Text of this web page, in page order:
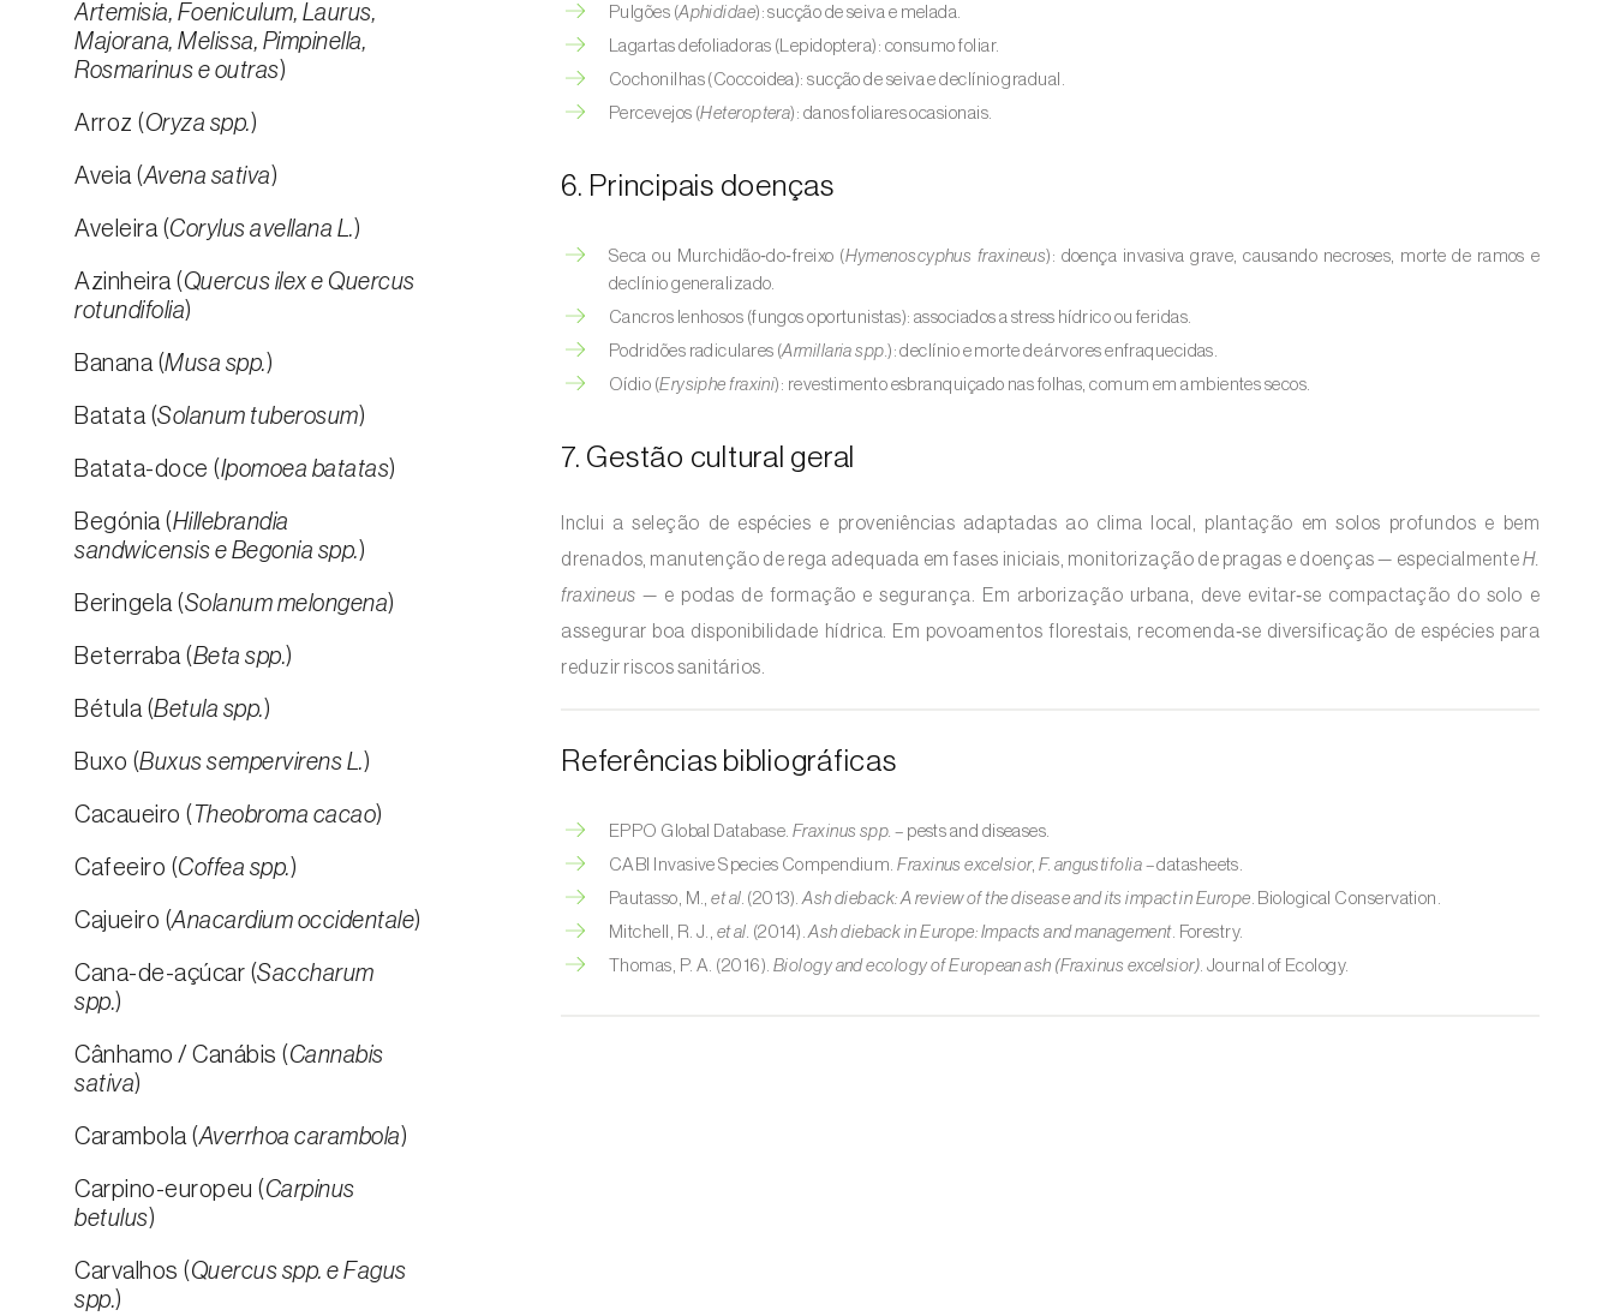
Artemisia, Foeniculum, Laurus,
Majorana, Melissa, Pimpinella,
Rosmarinus e outras)
Arroz (Oryza spp.)
Aveia (Avena sativa)
Aveleira (Corylus avellana L.)
Azinheira (Quercus ilex e Quercus
rotundifolia)
Banana (Musa spp.)
Batata (Solanum tuberosum)
Batata-doce (Ipomoea batatas)
Begónia (Hillebrandia
sandwicensis e Begonia spp.)
Beringela (Solanum melongena)
Beterraba (Beta spp.)
Bétula (Betula spp.)
Buxo (Buxus sempervirens L.)
Cacaueiro ( Theobroma cacao)
Cafeeiro (Coffea spp.)
Cajueiro (Anacardium occidentale)
Cana-de-açúcar (Saccharum
spp.)
Cânhamo / Canábis (Cannabis
sativa)
Carambola (Averrhoa carambola)
Carpino-europeu (Carpinus
betulus)
Carvalhos (Quercus spp. e Fagus
spp.)
Pulgões (Aphididae): sucção de seiva e melada.
Lagartas defoliadoras (Lepidoptera): consumo foliar.
Cochonilhas (Coccoidea): sucção de seiva e declínio gradual.
Percevejos (Heteroptera): danos foliares ocasionais.
6. Principais doenças
Seca ou Murchidão‑do‑freixo (Hymenoscyphus fraxineus): doença invasiva grave, causando necroses, morte de ramos e
declínio generalizado.
Cancros lenhosos (fungos oportunistas): associados a stress hídrico ou feridas.
Podridões radiculares (Armillaria spp.): declínio e morte de árvores enfraquecidas.
Oídio (Erysiphe fraxini): revestimento esbranquiçado nas folhas, comum em ambientes secos.
7. Gestão cultural geral
Inclui a seleção de espécies e proveniências adaptadas ao clima local, plantação em solos profundos e bem
drenados, manutenção de rega adequada em fases iniciais, monitorização de pragas e doenças — especialmenteH.
fraxineus — e podas de formação e segurança. Em arborização urbana, deve evitar‑se compactação do solo e
assegurar boa disponibilidade hídrica. Em povoamentos florestais, recomenda‑se diversificação de espécies para
reduzir riscos sanitários.
Referências bibliográficas
EPPO Global Database. Fraxinus spp. – pests and diseases.
CABI Invasive Species Compendium.Fraxinus excelsior,F. angustifolia – datasheets.
Pautasso, M.,et al. (2013).Ash dieback: A review of the disease and its impact in Europe. Biological Conservation.
Mitchell, R. J., et al. (2014).Ash dieback in Europe: Impacts and management. Forestry.
Thomas, P. A. (2016). Biology and ecology of European ash (Fraxinus excelsior). Journal of Ecology.